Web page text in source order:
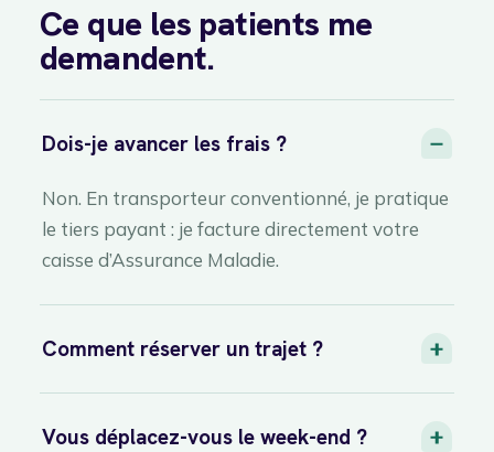
Ce que les patients me
demandent.
Dois-je avancer les frais ?
Non. En transporteur conventionné, je pratique
le tiers payant : je facture directement votre
caisse d’Assurance Maladie.
Comment réserver un trajet ?
Vous déplacez-vous le week-end ?